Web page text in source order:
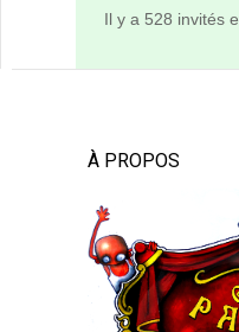
Il y a 528 invités
À PROPOS